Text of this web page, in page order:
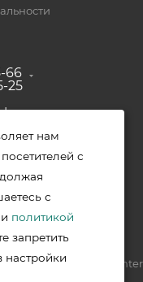
66
25
ул.
к. 2
от ведущих
Уфе
—
VIS.center
нам
с
с
и политикой
запретить
настройки